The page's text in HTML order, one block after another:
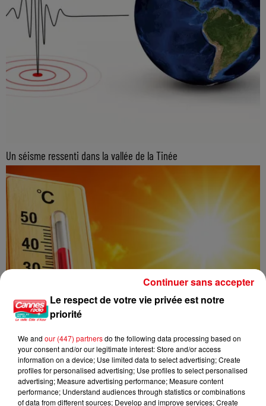
Un séisme ressenti dans la vallée de la Tinée
Le respect de votre vie privée est notre
priorité
We and our (447) partnersdo the following data processing based on
your consent and/or our legitimate interest: Store and/or access
information on a device; Use limited data to select advertising; Create
profiles for personalised advertising; Use profiles to select personalised
advertising; Measure advertising performance; Measure content
performance; Understand audiences through statistics or combinations
of data from different sources; Develop and improve services; Create
Continuer sans accepter